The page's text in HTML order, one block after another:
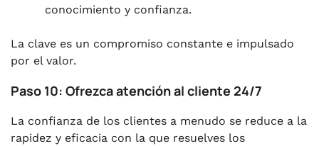
conocimiento y confianza.
La clave es un compromiso constante e impulsado
por el valor.
Paso 10: Ofrezca atención al cliente 24/7
La confianza de los clientes a menudo se reduce a la
rapidez y eficacia con la que resuelves los